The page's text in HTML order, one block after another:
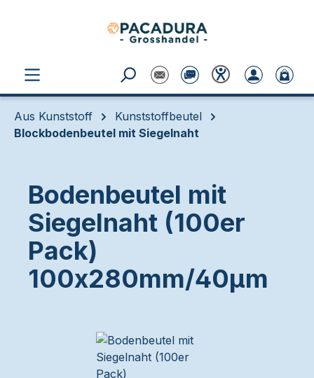
Aus Kunststoff
Kunststoffbeutel
Blockbodenbeutel mit Siegelnaht
Bodenbeutel mit
Siegelnaht (100er
Pack)
100x280mm/40µm